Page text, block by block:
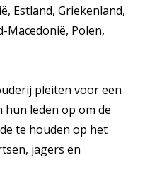
Estland, Griekenland,
Polen,
pleiten voor een
hun leden op om de
te houden op het
jagers en